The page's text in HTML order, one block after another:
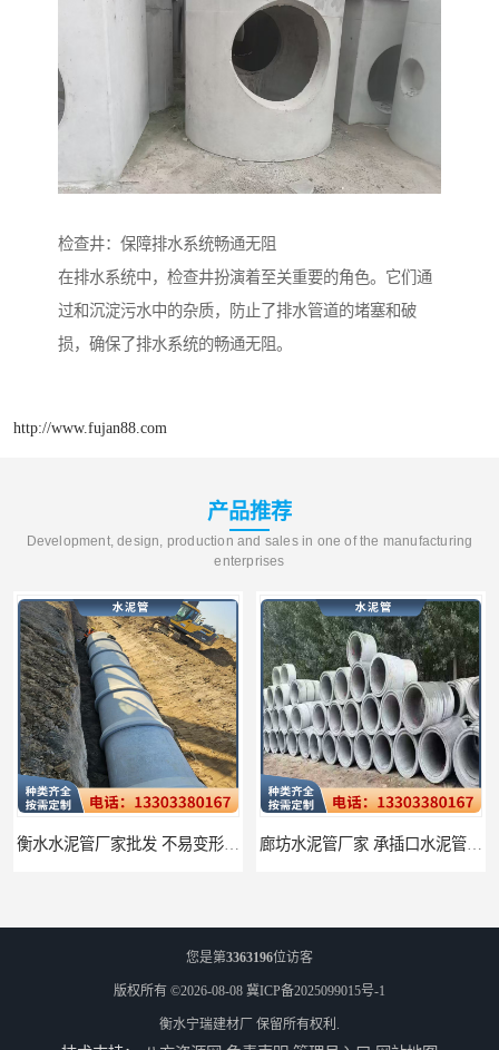
检查井：保障排水系统畅通无阻
在排水系统中，检查井扮演着至关重要的角色。它们通
过和沉淀污水中的杂质，防止了排水管道的堵塞和破
损，确保了排水系统的畅通无阻。
http://www.fujan88.com
产品推荐
Development, design, production and sales in one of the manufacturing
enterprises
您是第3363196位访客
版权所有 ©2026-08-08 冀ICP备2025099015号-1
衡水宁瑞建材厂 保留所有权利.